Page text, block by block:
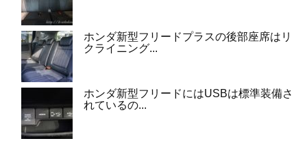
ホンダ新型フリードプラスの後部座席はリ
クライニング...
ホンダ新型フリードにはUSBは標準装備さ
れているの...